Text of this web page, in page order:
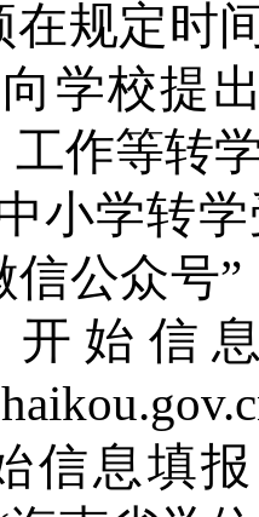
在规定时
学校提
工作等转
小学转学
信公众号
开始信
信息填